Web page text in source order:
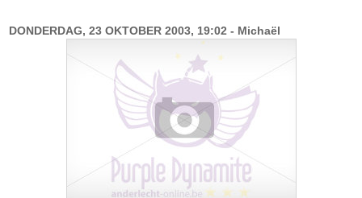
DONDERDAG, 23 OKTOBER 2003, 19:02 - Michaël